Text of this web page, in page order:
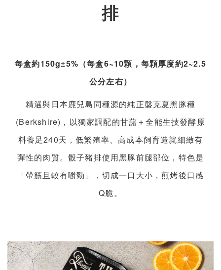
排
每盒約150g±5%（每盒6~10顆，每顆厚度約2~2.5
公分左右）
精選與日本鹿兒島同種源的純正盤克夏黑豚種
(Berkshire)，以獨家調配的甘藷＋全能生技發酵原
料養足240天，低繁殖率、高成本飼育造就細緻有
彈性的肉質。骰子豬排使用黑豚前腿部位，特色是
「帶筋且較有嚼勁」，切成一口大小，煎烤後口感
Q脆。